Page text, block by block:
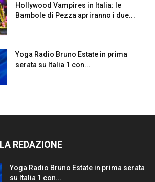
Hollywood Vampires in Italia: le
Bambole di Pezza apriranno i due...
Yoga Radio Bruno Estate in prima
serata su Italia 1 con...
REDAZIONE
Yoga Radio Bruno Estate in prima serata
su Italia 1 con...